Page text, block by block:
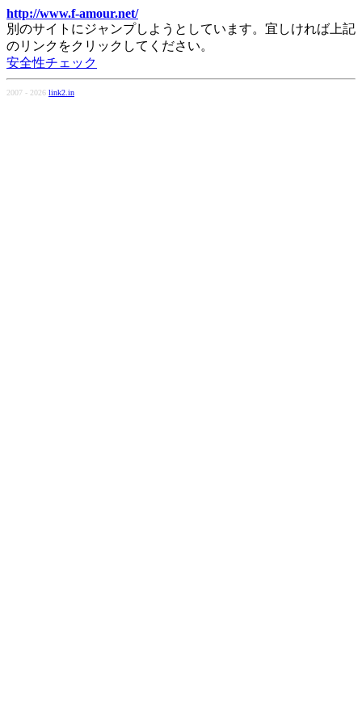
http://www.f-amour.net/
別のサイトにジャンプしようとしています。宜しければ上記
のリンクをクリックしてください。
安全性チェック
2007 - 2026 link2.in